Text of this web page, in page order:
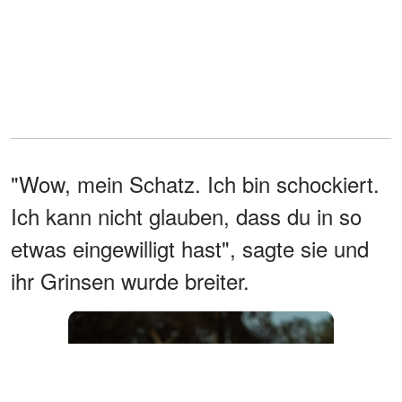
"Wow, mein Schatz. Ich bin schockiert.
Ich kann nicht glauben, dass du in so
etwas eingewilligt hast", sagte sie und
ihr Grinsen wurde breiter.